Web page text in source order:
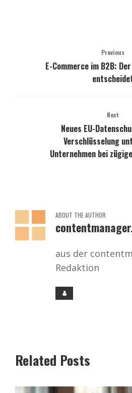
Previous
E-Commerce im B2B:
Next
Neues EU-
Verschlüsselung
Unternehmen bei
ABOUT THE AUTHOR
aus der
Redaktion
Related Posts